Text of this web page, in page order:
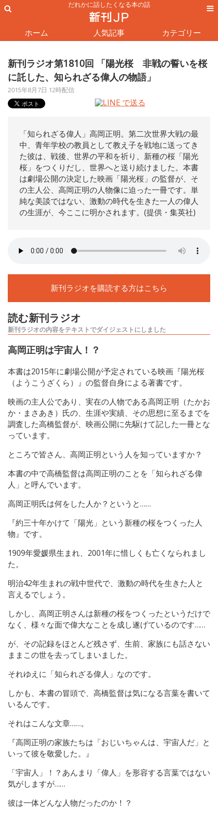
だれかに話したくなる本の話
ホーム 人気記事 カテゴリー
新刊ラジオ第1810回 「陽光桜 非戦の誓いを桜
に託した、知られざる偉人の物語」
2015年8月7日 12時配信
「知られざる偉人」高岡正明。第二次世界大戦の最
中、青年学校の教員として教え子を戦地に送ってき
た彼は、戦後、世界の平和を祈り、新種の桜「陽光
桜」をつくりだし、世界へと送り続けました。本書
は劇場公開の決定した映画「陽光桜」の監督が、そ
の主人公、高岡正明の人物像に迫った一冊です。単
純な美談ではない、激動の時代を生きた一人の偉人
の生涯が、今ここに明かされます。(提供・集英社)
新刊ラジオを購読する方はこちら
読む新刊ラジオ
新刊ラジオの内容をテキストでダイジェストにしました
高岡正明は宇宙人！？
本書は2015年に劇場公開が予定されている映画『陽光桜
（ようこうざくら）』の監督自身による著書です。
映画の主人公であり、実在の人物である高岡正明（たかお
か・まさあき）氏の、生涯や実績、その思想に至るまでを
調査した高橋監督が、映画公開に先駆けて記した一冊とな
っています。
ところで皆さん、高岡正明という人を知っていますか？
本書の中で高橋監督は高岡正明のことを「知られざる偉
人」と呼んでいます。
高岡正明氏は何をした人か？というと……
『約三十年かけて「陽光」という新種の桜をつくった人
物』です。
1909年愛媛県生まれ、2001年に惜しくも亡くなられまし
た。
明治42年生まれの戦中世代で、激動の時代を生きた人と
言えるでしょう。
しかし、高岡正明さんは新種の桜をつくったというだけで
なく、様々な面で偉大なことを成し遂げているのです……
が、その記録をほとんど残さず、生前、家族にも話さない
ままこの世を去ってしまいました。
それゆえに「知られざる偉人」なのです。
しかも、本書の冒頭で、高橋監督は気になる言葉を書いて
いるんです。
それはこんな文章……。
『高岡正明の家族たちは「おじいちゃんは、宇宙人だ」と
いって彼を敬愛した。』
「宇宙人」！？あんまり「偉人」を形容する言葉ではない
気がしますが……
彼は一体どんな人物だったのか！？